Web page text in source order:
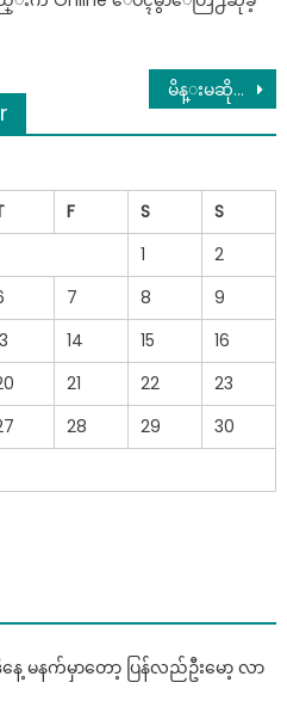
မိန္းမဆိုတာ လင္ကို နိဗၺာန္လည္းပို႔နိုင္သလို ငရဲကိုလည္း ပို႔နိုင္တယ္
F S
S
1
2
7 8
9
14 15
16
21 22
23
28 29
30
ေ့ မနက်မှာတော့ ပြန်လည်ဦးမော့ လာ